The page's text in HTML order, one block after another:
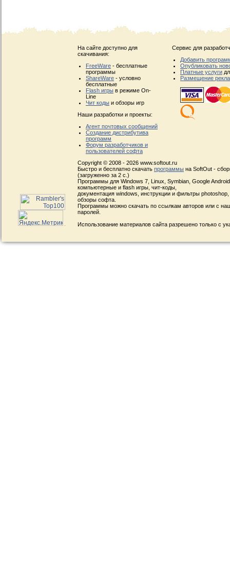
На сайте доступно для
скачивания:
FreeWare - бесплатные
программы
ShareWare - условно
бесплатные
Flash игры в режиме On-
Line
Чит коды и обзоры игр
Наши разработки и проекты:
Агент почтовых сообщений
Создание дистрибутива
программ
Форум разработчиков и
пользователей софта
Сервис для
Добавить
Опубликовать
Платные услуги
Размещение
Copyright © 2008 - 2026 www.softout.ru
Быстро и бесплатно скачать программы на SoftOut -
(загруженно за 2 с.)
Программы для Windows 7, Linux, Symbian, Google
компьютерные и flash игры, чит-коды,
документация windows, инструкции и фильтры
обзоры софта.
Программы можно скачать по ссылкам авторов или с
паролей.
Использование материалов сайта разрешено только с